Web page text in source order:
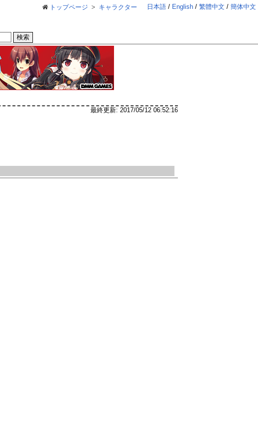
日本語 English 繁體中文 簡体中文
トップページ キャラクター
最終更新: 2017/05/12 06:52:16